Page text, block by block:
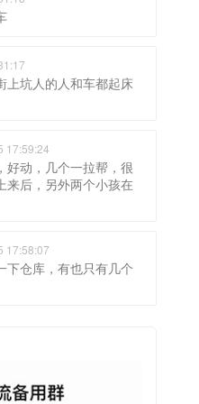
上坑人的人和车都起床
17:59:24
好动，几个一拉帮，很
来后，另外两个小孩在
17:58:07
下仓库，有也只有几个